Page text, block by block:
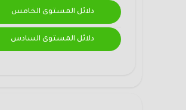
دلائل المستوى الخامس
دلائل المستوى السادس